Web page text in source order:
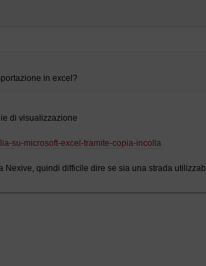
in excel?
di visualizzazione
su-microsoft-excel-tramite-copia-incolla
Nexive, quindi difficile dire se sia una strada